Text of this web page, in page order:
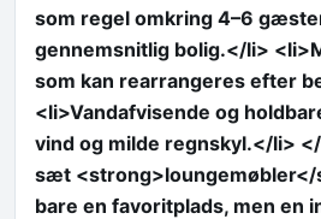
som regel omkring 4–6
gennemsnitlig bolig.</li>
som kan rearrangeres efter
<li>Vandafvisende og
vind og milde regnskyl.</li>
sæt <strong>loungemøbler</
bare en favoritplads, men en